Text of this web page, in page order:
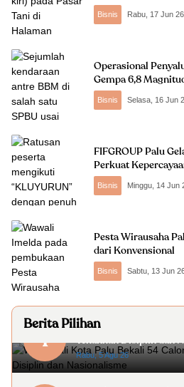
Bisnis Rabu, 17 Jun 26
Operasional
Gempa 6,8
Bisnis Selasa, 16 Jun
FIFGROUP Palu
Perkuat
Bisnis Minggu, 14 Jun
Pesta Wirausaha
dari Konvensional
Bisnis Sabtu, 13 Jun
Berita Pilihan
1
Wakil Wali Kota Palu
Tekankan Disiplin dan
Rabu, 5 Agu 26